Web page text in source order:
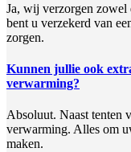
Ja, wij verzorgen zowel
bent u verzekerd van
zorgen.
Kunnen jullie ook
verwarming?
Absoluut. Naast tenten
verwarming. Alles om
maken.